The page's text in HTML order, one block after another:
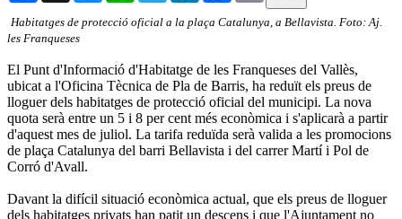
Habitatges de protecció oficial a la plaça Catalunya, a Bellavista. Foto: Aj.
les Franqueses
El Punt d'Informació d'Habitatge de les Franqueses del Vallès,
ubicat a l'Oficina Tècnica de Pla de Barris, ha reduït els preus de
lloguer dels habitatges de protecció oficial del municipi. La nova
quota serà entre un 5 i 8 per cent més econòmica i s'aplicarà a partir
d'aquest mes de juliol. La tarifa reduïda serà valida a les promocions
de plaça Catalunya del barri Bellavista i del carrer Martí i Pol de
Corró d'Avall.
Davant la difícil situació econòmica actual, que els preus de lloguer
dels habitatges privats han patit un descens i que l'Ajuntament no